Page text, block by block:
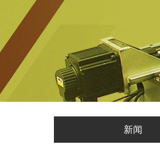
新闻